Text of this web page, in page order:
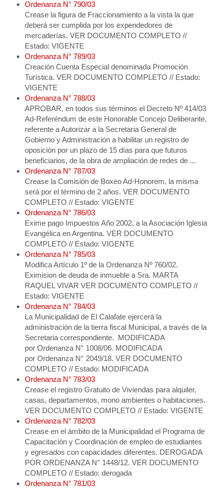
Ordenanza N° 790/03
Crease la figura de Fraccionamiento a la vista la que
deberá ser cumplida por los expendedores de
mercaderías. VER DOCUMENTO COMPLETO //
Estado: VIGENTE
Ordenanza N° 789/03
Creación Cuenta Especial denominada Promoción
Turística. VER DOCUMENTO COMPLETO // Estado:
VIGENTE
Ordenanza N° 788/03
APROBAR, en todos sus términos el Decreto Nº 414/03
Ad-Referéndum de este Honorable Concejo Deliberante,
referente a Autorizar a la Secretaria General de
Gobierno y Administración a habilitar un registro de
oposición por un plazo de 15 días para que futuros
beneficiarios, de la obra de ampliación de redes de ...
Ordenanza N° 787/03
Crease la Comisión de Boxeo Ad-Honorem, la misma
será por el término de 2 años. VER DOCUMENTO
COMPLETO // Estado: VIGENTE
Ordenanza N° 786/03
Exime pago Impuestos Año 2002, a la Asociación Iglesia
Evangélica en Argentina. VER DOCUMENTO
COMPLETO // Estado: VIGENTE
Ordenanza N° 785/03
Modifica Artículo 1º de la Ordenanza Nº 760/02.
Eximision de deuda de inmueble a Sra. MARTA
RAQUEL VIVAR VER DOCUMENTO COMPLETO //
Estado: VIGENTE
Ordenanza N° 784/03
La Municipalidad de El Calafate ejercerá la
administración de la tierra fiscal Municipal, a través de la
Secretaria correspondiente. MODIFICADA
por Ordenanza N° 1008/06. MODIFICADA
por Ordenanza N° 2049/18. VER DOCUMENTO
COMPLETO // Estado: MODIFICADA
Ordenanza N° 783/03
Crease el registro Gratuito de Viviendas para alquiler,
casas, departamentos, mono ambientes o habitaciones.
VER DOCUMENTO COMPLETO // Estado: VIGENTE
Ordenanza N° 782/03
Crease en el ámbito de la Municipalidad el Programa de
Capacitación y Coordinación de empleo de estudiantes
y egresados con capacidades diferentes. DEROGADA
POR ORDENANZA N° 1448/12. VER DOCUMENTO
COMPLETO // Estado: derogada
Ordenanza N° 781/03